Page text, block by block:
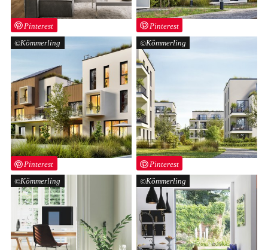
Pinterest Pinterest
Kömmerling
Pinterest
Kömmerling
Pinterest
Kömmerling Kömmerling